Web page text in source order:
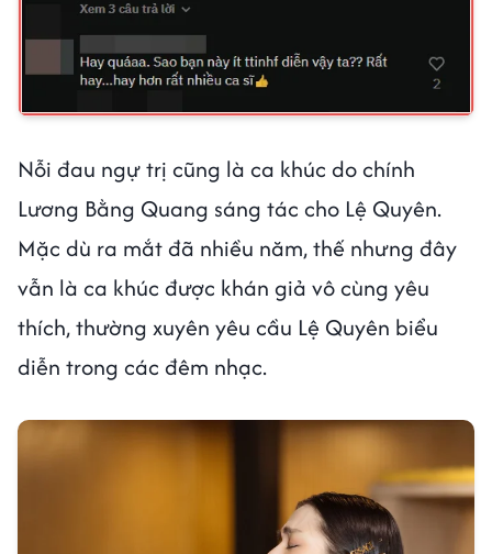
Nỗi đau ngự trị cũng là ca khúc do chính
Lương Bằng Quang sáng tác cho Lệ Quyên.
Mặc dù ra mắt đã nhiều năm, thế nhưng đây
vẫn là ca khúc được khán giả vô cùng yêu
thích, thường xuyên yêu cầu Lệ Quyên biểu
diễn trong các đêm nhạc.